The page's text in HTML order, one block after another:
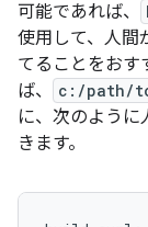
可能であれば、
使用して、人間
てることをおす
ば、
c:/path/
に、次のように
きます。